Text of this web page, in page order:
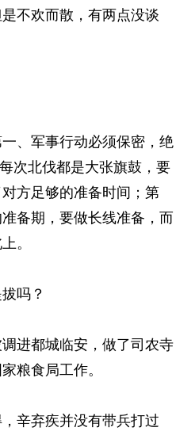
不欢而散，有两点没谈
、军事行动必须保密，绝
次北伐都是大张旗鼓，要
方足够的准备时间；第
备期，要做长线准备，而
。
吗？
进都城临安，做了司农寺
粮食局工作。
辛弃疾并没有带兵打过